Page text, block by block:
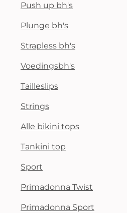
Push up bh's
Plunge bh's
Strapless bh's
Voedingsbh's
Tailleslips
Strings
Alle bikini tops
Tankini top
Sport
Primadonna Twist
Primadonna Sport